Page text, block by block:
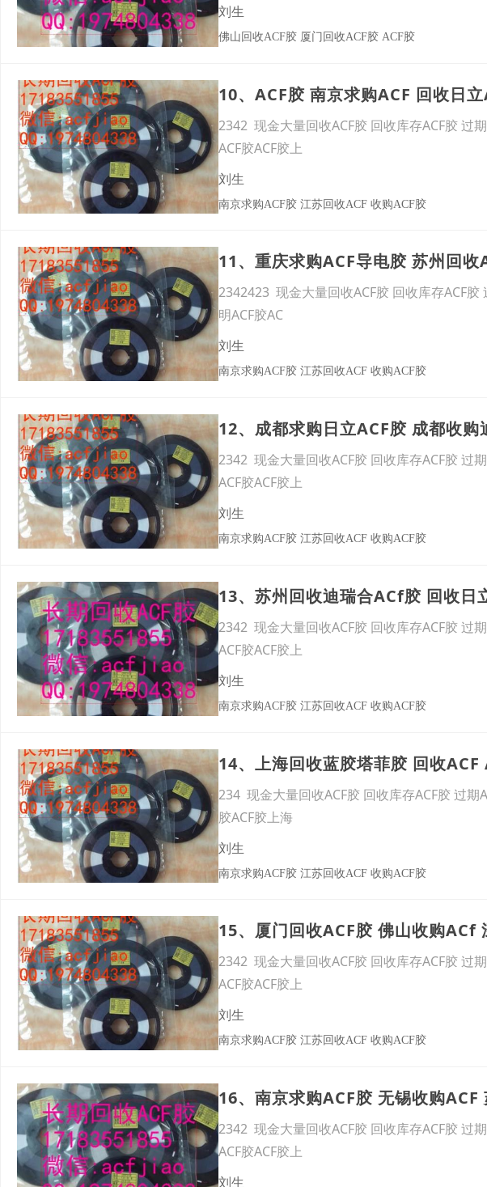
刘生
佛山回收ACF胶 厦门回收ACF胶 ACF胶
2342 现金大量回收ACF胶 回收库存ACF胶 过
ACF胶ACF胶上
刘生
南京求购ACF胶 江苏回收ACF 收购ACF胶
2342423 现金大量回收ACF胶 回收库存ACF胶
明ACF胶AC
刘生
南京求购ACF胶 江苏回收ACF 收购ACF胶
2342 现金大量回收ACF胶 回收库存ACF胶 过
ACF胶ACF胶上
刘生
南京求购ACF胶 江苏回收ACF 收购ACF胶
2342 现金大量回收ACF胶 回收库存ACF胶 过
ACF胶ACF胶上
刘生
南京求购ACF胶 江苏回收ACF 收购ACF胶
234 现金大量回收ACF胶 回收库存ACF胶 过期
胶ACF胶上海
刘生
南京求购ACF胶 江苏回收ACF 收购ACF胶
2342 现金大量回收ACF胶 回收库存ACF胶 过
ACF胶ACF胶上
刘生
南京求购ACF胶 江苏回收ACF 收购ACF胶
2342 现金大量回收ACF胶 回收库存ACF胶 过
ACF胶ACF胶上
刘生